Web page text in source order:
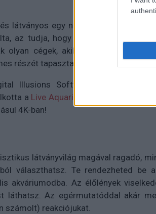
látványos egy nagy, szépen
az tudja, hogy ez rengeteg
olyan cégek, akik az egész
részét tapasztalhasd meg.
Illusions Software az olvasóink
a Live Aquarium 4K
4K-ban!
látványvilág magával ragadó,
választhatsz. Te rendezheted be
akváriumodba. Az élőlények
láthatsz. Az egérmutatóddal akár
számolt) reakciójukat.